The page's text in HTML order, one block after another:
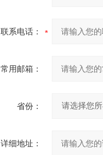
联系电话：
常用邮箱：
省份：
详细地址：